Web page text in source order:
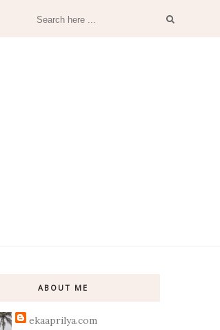
ABOUT ME
ekaaprilya.com